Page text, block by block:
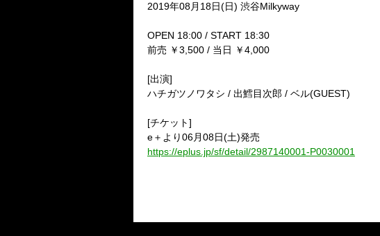
2019年08月18日(日) 渋谷Milkyway
OPEN 18:00 / START 18:30
前売 ￥3,500 / 当日 ￥4,000
[出演]
ハチガツノワタシ / 出鱈目次郎 / ベル(GUEST)
[チケット]
e＋より06月08日(土)発売
https://eplus.jp/sf/detail/2987140001-P0030001